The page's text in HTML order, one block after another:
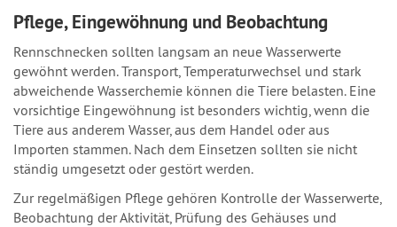
Pflege, Eingewöhnung und Beobachtung
Rennschnecken sollten langsam an neue Wasserwerte
gewöhnt werden. Transport, Temperaturwechsel und stark
abweichende Wasserchemie können die Tiere belasten. Eine
vorsichtige Eingewöhnung ist besonders wichtig, wenn die
Tiere aus anderem Wasser, aus dem Handel oder aus
Importen stammen. Nach dem Einsetzen sollten sie nicht
ständig umgesetzt oder gestört werden.
Zur regelmäßigen Pflege gehören Kontrolle der Wasserwerte,
Beobachtung der Aktivität, Prüfung des Gehäuses und